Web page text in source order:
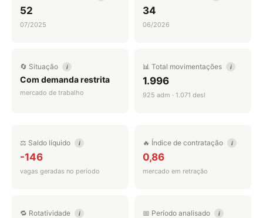
52
07/2025
34
06/2026
🔄 Situação i
Com demanda restrita
mercado de trabalho
📊 Total movimentações i
1.996
925 adm · 1.071 desl
⚖️ Saldo líquido i
-146
vagas geradas no período
🔥 Índice de contratação i
0,86
mercado em retração
🔁 Rotatividade i 📅 Período analisado i